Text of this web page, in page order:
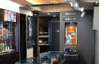
SEIKO
セイコー
CHRONOSWISS
クロノスイス
BOLDR Supply Compan
y
ボルダー・サプライ・カ
ンパニー
BREGUET
ブレゲ